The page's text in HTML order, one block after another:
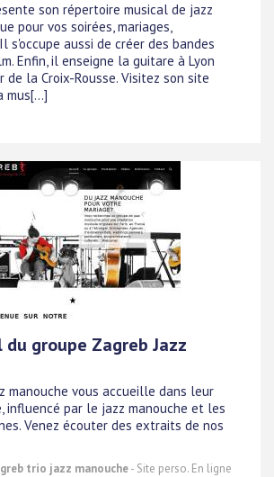
son répertoire musical de jazz
pour vos soirées, mariages,
s'occupe aussi de créer des bandes
Enfin, il enseigne la guitare à Lyon
la Croix-Rousse. Visitez son site
mus[...]
groupe Zagreb Jazz
manouche vous accueille dans leur
influencé par le jazz manouche et les
Venez écouter des extraits de nos
trio jazz manouche- Site perso. En ligne